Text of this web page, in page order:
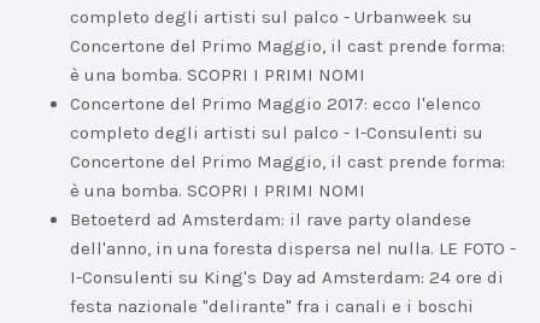
completo degli artisti sul palco - Urbanweek su
Concertone del Primo Maggio, il cast prende forma:
è una bomba. SCOPRI I PRIMI NOMI
Concertone del Primo Maggio 2017: ecco l'elenco
completo degli artisti sul palco - I-Consulenti su
Concertone del Primo Maggio, il cast prende forma:
è una bomba. SCOPRI I PRIMI NOMI
Betoeterd ad Amsterdam: il rave party olandese
dell'anno, in una foresta dispersa nel nulla. LE FOTO -
I-Consulenti su King's Day ad Amsterdam: 24 ore di
festa nazionale "delirante" fra i canali e i boschi